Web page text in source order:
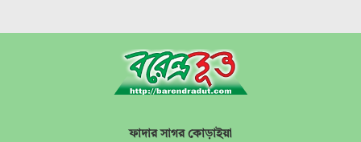
ফাদার সাগর কোড়াইয়া